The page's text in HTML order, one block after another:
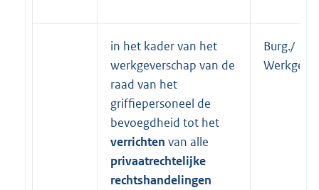
in het kader van het
werkgeverschap van de
raad van het
griffiepersoneel de
bevoegdheid tot het
verrichten van alle
privaatrechtelijke
rechtshandelingen
Burg./